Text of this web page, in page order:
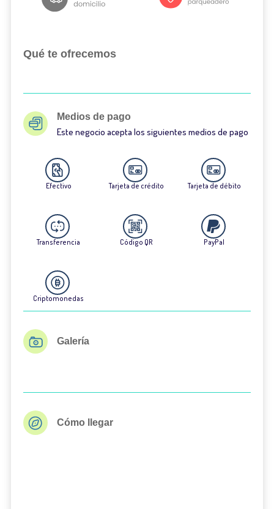
Qué te ofrecemos
Medios de pago
Este negocio acepta los siguientes medios de pago
Efectivo Tarjeta de crédito Tarjeta de débito
Transferencia Código QR PayPal
Criptomonedas
Galería
Cómo llegar